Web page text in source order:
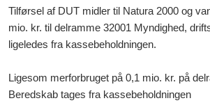
Tilførsel af DUT midler til Natura 2000 og
mio. kr. til delramme 32001 Myndighed,
ligeledes fra kassebeholdningen.
Ligesom merforbruget på 0,1 mio. kr. på
Beredskab tages fra kassebeholdningen